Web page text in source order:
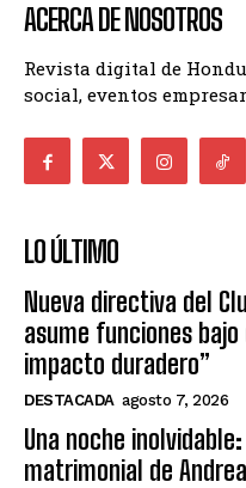
ACERCA DE NOSOTROS
Revista digital de
social, eventos
LO ÚLTIMO
Nueva directiva del
asume funciones bajo
impacto duradero”
DESTACADA agosto 7, 2026
Una noche
matrimonial de